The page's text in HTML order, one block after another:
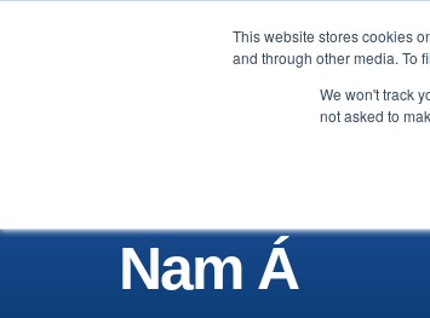
This website stores cookies
and through other media. To
We won't track
not asked to
Nhãn Hàng
Nam Á